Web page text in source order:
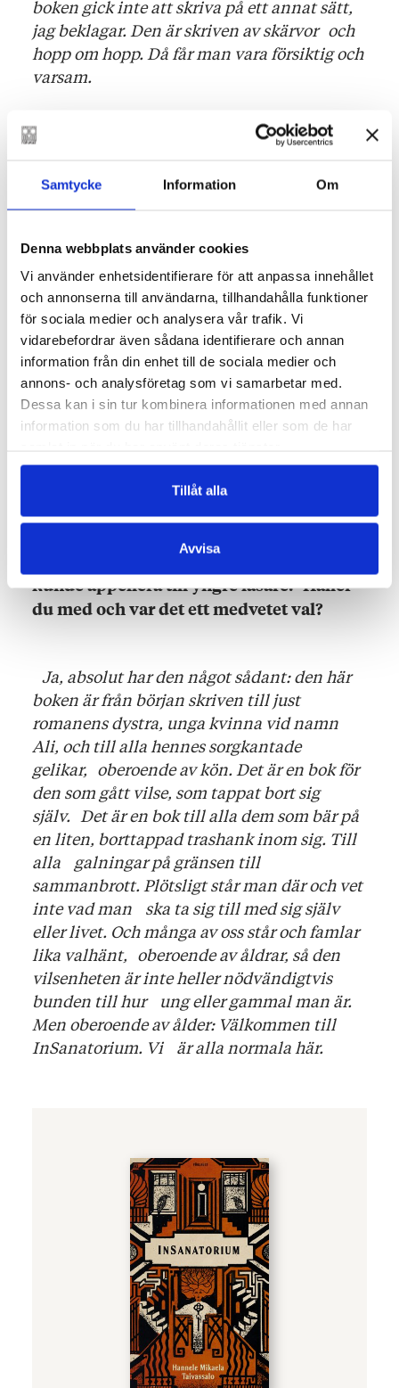
Samtycke Information Om
Denna webbplats använder cookies
Vi använder enhetsidentifierare för att anpassa innehållet
och annonserna till användarna, tillhandahålla funktioner
för sociala medier och analysera vår trafik. Vi
vidarebefordrar även sådana identifierare och annan
information från din enhet till de sociala medier och
annons- och analysföretag som vi samarbetar med.
Dessa kan i sin tur kombinera informationen med annan
information som du har tillhandahållit eller som de har
Tillåt alla
Avvisa
boken gick inte att skriva på ett annat sätt,
jag beklagar. Den är skriven av skärvor och
hopp om hopp. Då får man vara försiktig och
varsam.
– Vem skulle du vilja att läser den här
inte alls läsa om man inte vill. Man kan
göra något annat. Kramas, till exempel.
Göra revolution. Men medan jag skrev
rörde sig textvärlden på gränsen mellan
dröm och verklighet, som en gotisk saga som
gled över i en tecknad drömvärld och sedan
tillbaka igen. Kanske lite så som vi glider
över från att känna oss verkliga till att
–Det är någonting i tilltalet, och förstås
kvinna, som gör att den här boken också
kunde appellera till yngre läsare. Håller
du med och var det ett medvetet val?
Ja, absolut har den något sådant: den här
boken är från början skriven till just
romanens dystra, unga kvinna vid namn
Ali, och till alla hennes sorgkantade
gelikar, oberoende av kön. Det är en bok för
den som gått vilse, som tappat bort sig
själv. Det är en bok till alla dem som bär på
en liten, borttappad trashank inom sig. Till
alla galningar på gränsen till
sammanbrott. Plötsligt står man där och vet
inte vad man ska ta sig till med sig själv
eller livet. Och många av oss står och famlar
lika valhänt, oberoende av åldrar, så den
vilsenheten är inte heller nödvändigtvis
bunden till hur ung eller gammal man är.
Men oberoende av ålder: Välkommen till
InSanatorium. Vi är alla normala här.